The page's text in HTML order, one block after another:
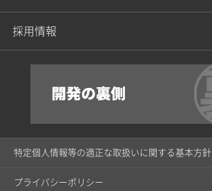
採用情報
特定個人情報等の適正な取扱いに関する基本方針
プライバシーポリシー